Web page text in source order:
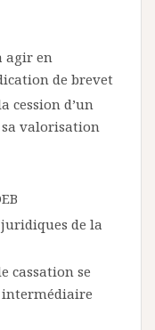
agir en
de brevet
cession d’un
sa valorisation
de la
cassation se